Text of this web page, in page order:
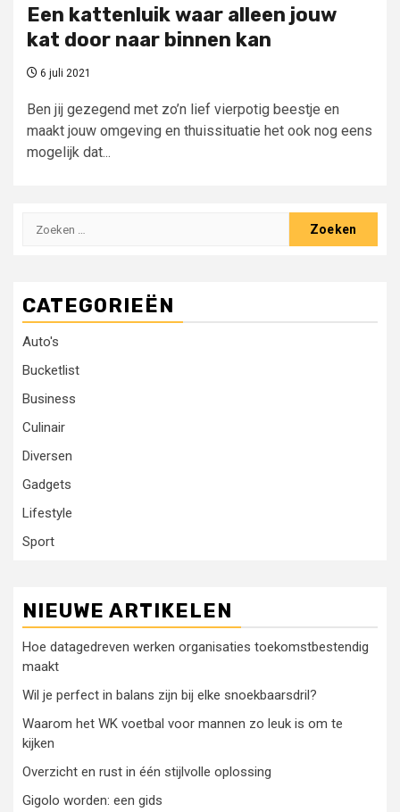
Een kattenluik waar alleen jouw
kat door naar binnen kan
6 juli 2021
Ben jij gezegend met zo’n lief vierpotig beestje en
maakt jouw omgeving en thuissituatie het ook nog eens
mogelijk dat...
Zoeken
CATEGORIEËN
Auto's
Bucketlist
Business
Culinair
Diversen
Gadgets
Lifestyle
Sport
NIEUWE ARTIKELEN
Hoe datagedreven werken organisaties toekomstbestendig
maakt
Wil je perfect in balans zijn bij elke snoekbaarsdril?
Waarom het WK voetbal voor mannen zo leuk is om te
kijken
Overzicht en rust in één stijlvolle oplossing
Gigolo worden: een gids